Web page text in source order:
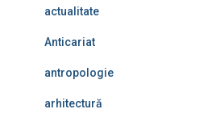
actualitate
Anticariat
antropologie
arhitectură